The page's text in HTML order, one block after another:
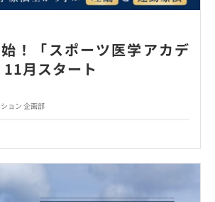
！「スポーツ医学アカデ
月スタート
ョン 企画部